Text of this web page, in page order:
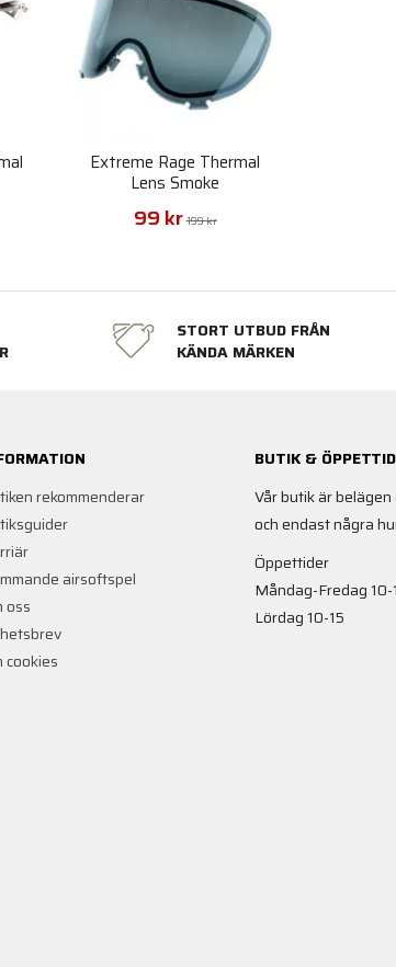
Extreme Rage Thermal
Lens Smoke
99 kr 199 kr
STORT UTBUD FRÅN
KÄNDA MÄRKEN
rekommenderar
airsoftspel
oss
cookies
BUTIK &
Vår butik är
och endast några
Öppettider
Måndag-Fredag 10-
Lördag 10-15